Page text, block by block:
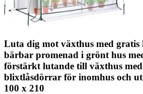
Luta dig mot växthus med gratis
bärbar promenad i grönt hus
förstärkt lutande till växthus
blixtlåsdörrar för inomhus och
100 x 210